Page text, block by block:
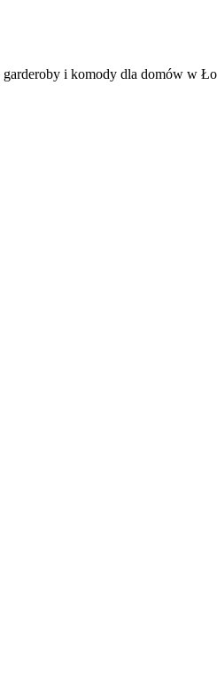
i komody dla domów w